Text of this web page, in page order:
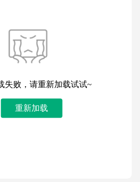
失败，请重新加载试试~
重新加载